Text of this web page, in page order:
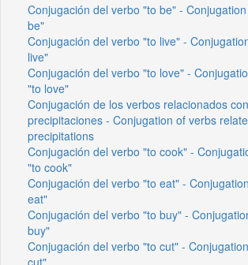
Conjugación del verbo "to be" -
be"
Conjugación del verbo "to live" -
live"
Conjugación del verbo "to love" -
"to love"
Conjugación de los verbos relacionados con
precipitaciones - Conjugation of verbs
precipitations
Conjugación del verbo "to cook" -
"to cook"
Conjugación del verbo "to eat" -
eat"
Conjugación del verbo "to buy" -
buy"
Conjugación del verbo "to cut" -
cut"